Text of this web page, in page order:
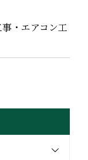
・エアコン工